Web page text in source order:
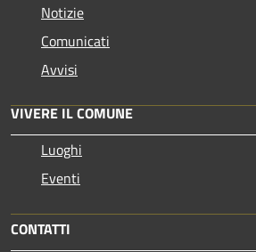
Notizie
Comunicati
Avvisi
VIVERE IL COMUNE
Luoghi
Eventi
CONTATTI